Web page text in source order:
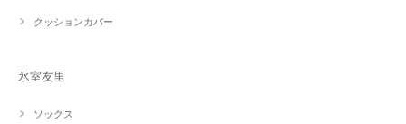
クッションカバー
氷室友里
ソックス